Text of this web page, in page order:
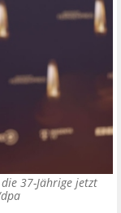
37-Jährige jetzt